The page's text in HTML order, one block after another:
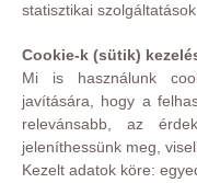
statisztikai szolgáltatások
Cookie-k (sütik)
Mi is használunk
javítására, hogy a
relevánsabb, az
jeleníthessünk meg,
Kezelt adatok köre: